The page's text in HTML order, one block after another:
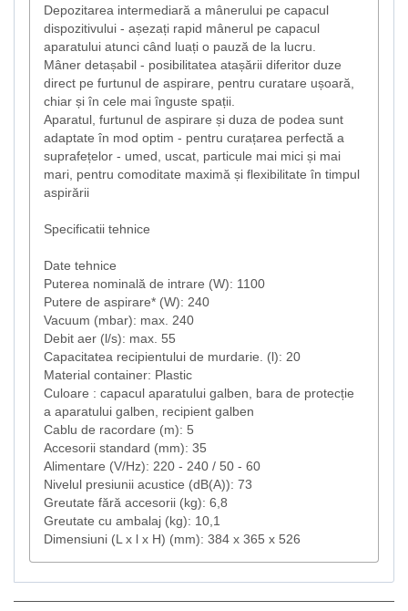
Depozitarea intermediară a mânerului pe capacul
dispozitivului - așezați rapid mânerul pe capacul
aparatului atunci când luați o pauză de la lucru.
Mâner detașabil - posibilitatea atașării diferitor duze
direct pe furtunul de aspirare, pentru curatare ușoară,
chiar și în cele mai înguste spații.
Aparatul, furtunul de aspirare și duza de podea sunt
adaptate în mod optim - pentru curațarea perfectă a
suprafețelor - umed, uscat, particule mai mici și mai
mari, pentru comoditate maximă și flexibilitate în timpul
aspirării
Specificatii tehnice
Date tehnice
Puterea nominală de intrare (W): 1100
Putere de aspirare* (W): 240
Vacuum (mbar): max. 240
Debit aer (l/s): max. 55
Capacitatea recipientului de murdarie. (l): 20
Material container: Plastic
Culoare : capacul aparatului galben, bara de protecție
a aparatului galben, recipient galben
Cablu de racordare (m): 5
Accesorii standard (mm): 35
Alimentare (V/Hz): 220 - 240 / 50 - 60
Nivelul presiunii acustice (dB(A)): 73
Greutate fără accesorii (kg): 6,8
Greutate cu ambalaj (kg): 10,1
Dimensiuni (L x l x H) (mm): 384 x 365 x 526